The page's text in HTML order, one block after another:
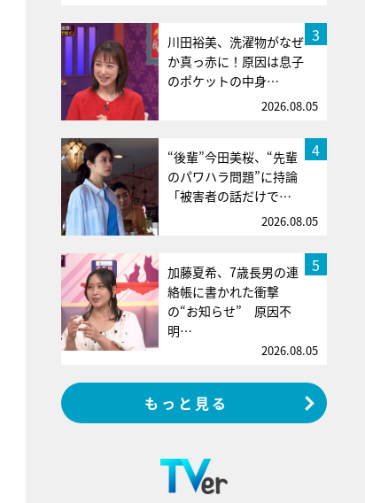
3
川田裕美、洗濯物がなぜ
か真っ赤に！原因は息子
のポケットの中身…
2026.08.05
4
“後輩”今田美桜、“先輩
のパワハラ問題”に持論
「被害者の話だけで…
2026.08.05
5
加藤夏希、7歳長男の連
絡帳に書かれた衝撃
の“お知らせ” 原因不
明…
2026.08.05
もっと見る